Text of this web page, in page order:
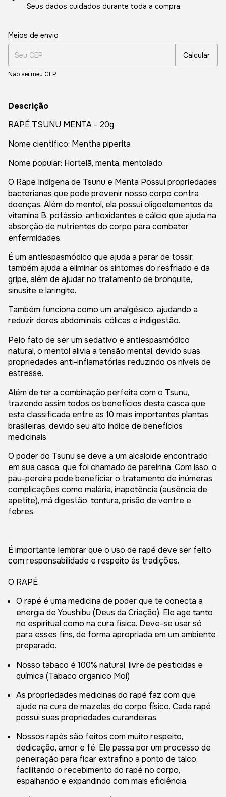
Seus dados cuidados durante toda a compra.
Entregas para o CEP:
Meios de envio
Calcular
Não sei meu CEP
Descrição
RAPÉ TSUNU MENTA - 20g
Nome científico: Mentha piperita
Nome popular: Hortelã, menta, mentolado.
O Rape Indigena de Tsunu e Menta Possui propriedades
bacterianas que pode prevenir nosso corpo contra
doenças. Além do mentol, ela possui oligoelementos da
vitamina B, potássio, antioxidantes e cálcio que ajuda na
absorção de nutrientes do corpo para combater
enfermidades.
É um antiespasmódico que ajuda a parar de tossir,
também ajuda a eliminar os sintomas do resfriado e da
gripe, além de ajudar no tratamento de bronquite,
sinusite e laringite.
Também funciona como um analgésico, ajudando a
reduzir dores abdominais, cólicas e indigestão.
Pelo fato de ser um sedativo e antiespasmódico
natural, o mentol alivia a tensão mental, devido suas
propriedades anti-inflamatórias reduzindo os níveis de
estresse.
Além de ter a combinação perfeita com o Tsunu,
trazendo assim todos os benefícios desta casca que
esta classificada entre as 10 mais importantes plantas
brasileiras, devido seu alto índice de benefícios
medicinais.
O poder do Tsunu se deve a um alcaloide encontrado
em sua casca, que foi chamado de pareirina. Com isso, o
pau-pereira pode beneficiar o tratamento de inúmeras
complicações como malária, inapetência (ausência de
apetite), má digestão, tontura, prisão de ventre e
febres.
É importante lembrar que o uso de rapé deve ser feito
com responsabilidade e respeito às tradições.
O RAPÉ
O rapé é uma medicina de poder que te conecta a
energia de Youshibu (Deus da Criação). Ele age tanto
no espiritual como na cura física. Deve-se usar só
para esses fins, de forma apropriada em um ambiente
preparado.
Nosso tabaco é 100% natural, livre de pesticidas e
química (Tabaco organico Moi)
As propriedades medicinas do rapé faz com que
ajude na cura de mazelas do corpo físico. Cada rapé
possui suas propriedades curandeiras.
Nossos rapés são feitos com muito respeito,
dedicação, amor e fé. Ele passa por um processo de
peneiração para ficar extrafino a ponto de talco,
facilitando o recebimento do rapé no corpo,
espalhando e expandindo com mais eficiência.